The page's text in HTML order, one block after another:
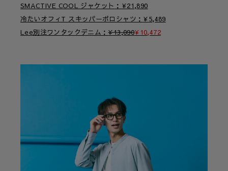
SMACTIVE COOL ジャケット ¥21,890
冷たいオフィT スキッパーポロシャツ
¥5,489
Lee別注ワンタックデニム
¥13,090¥10,472